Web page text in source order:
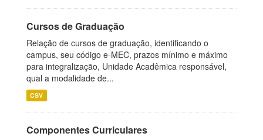
Cursos de Graduação
Relação de cursos de graduação, identificando o
campus, seu código e-MEC, prazos mínimo e máximo
para integralização, Unidade Acadêmica responsável,
qual a modalidade de...
CSV
Componentes Curriculares